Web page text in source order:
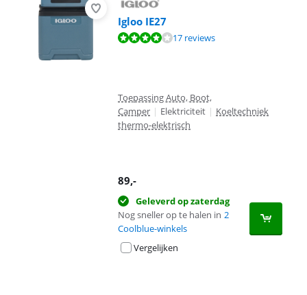
Igloo IE27
Beoordeling is 8,1 van de 10, gebaseerd op 17 reviews.
17 reviews
Toepassing Auto, Boot,
Camper | Elektriciteit | Koeltechniek
thermo-elektrisch
89,-
Geleverd op zaterdag
Nog sneller op te halen in 2
Coolblue-winkels
Vergelijken